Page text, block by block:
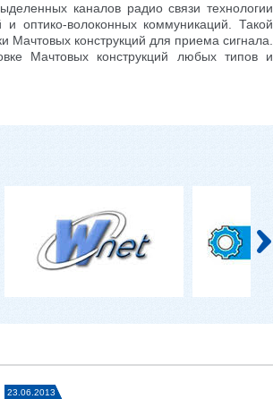
каналов радио связи технологии
оптико-волоконных коммуникаций. Такой
Мачтовых конструкций для приема сигнала.
Мачтовых конструкций любых типов и
23.06.2013